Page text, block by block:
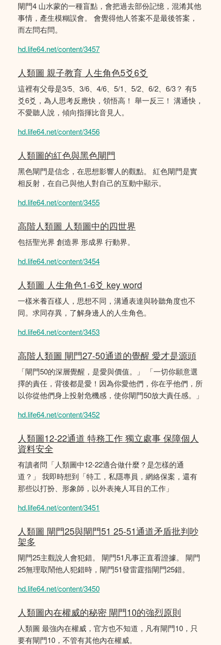
閘門4 山水蒙的一種盲點，會把過去部份記憶，混淆其他
事情，產生模糊誤會。 會覺得他人答案不是最後答案，
而左問右問。
hd.life64.net/content/3457
人類圖 親子教育 人生角色5爻6爻
這裡有父母是3/5、3/6、4/6、5/1、5/2、6/2、6/3？ 有5
爻6爻，為人思考反應快，領悟高！ 舉一反三！ 溝通快，
不愛聽人說，傾向指揮比音見人。
hd.life64.net/content/3456
人類圖的紅色與黑色閘門
黑色閘門是信念，在思想影響人的觀點。 紅色閘門是實
相反射，在自己與他人對自己的互動中顯示。
hd.life64.net/content/3455
高階人類圖 人類圖中的四世界
包括聖光界 創造界 形成界 行動界。
hd.life64.net/content/3454
人類圖 人生角色1-6爻 key word
一樣米養百樣人，思想不同，溝通表達與聆聽角度也不
同。求同存異，了解身邊人的人生角色。
hd.life64.net/content/3453
高階人類圖 閘門27-50通道的覺醒 愛才是源頭
「閘門50的深層覺醒，是愛與價值。」 「一切你願意選
擇的責任，背後都是愛！因為你愛他們，你在乎他們，所
以你從他們身上投射危機感，使你閘門50放大責任感。」
hd.life64.net/content/3452
人類圖12-22通道 特務工作 獨立處事 保障個人
資料安全
有讀者問「人類圖中12-22適合做什麼？是怎樣的通
道？」 我即時想到「特工，私隱專員，網絡保案，還有
那些以打扮、形象師，以外表掩人耳目的工作」
hd.life64.net/content/3451
人類圖 閘門25與閘門51 25-51通道矛盾批判吵
架多
閘門25主觀說人會犯錯。 閘門51凡事正直看證據。 閘門
25無理取鬧他人犯錯時，閘門51發雷霆指閘門25錯。
hd.life64.net/content/3450
人類圖內在權威的秘密 閘門10的強烈原則
人類圖 最強內在權威，官方也不知道，凡有閘門10，只
要有閘門10，不管有其他內在權威。